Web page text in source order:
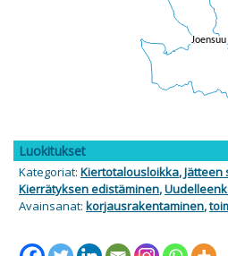
Luokitukset
Kategoriat: Kiertotalousloikka,Jätteen
Kierrätyksen edistäminen,
Avainsanat: korjausrakentaminen,